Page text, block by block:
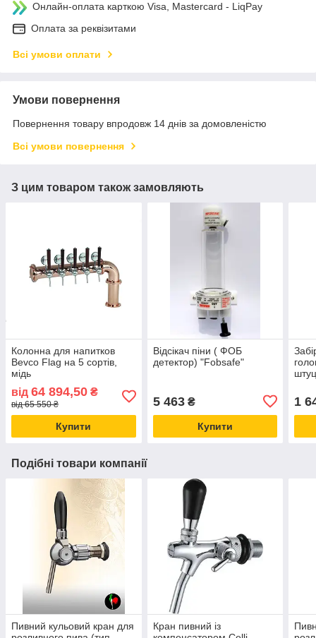
Онлайн-оплата карткою Visa, Mastercard - LiqPay
Оплата за реквізитами
Всі умови оплати
Умови повернення
Повернення товару впродовж 14 днів за домовленістю
Всі умови повернення
З цим товаром також замовляють
Колонна для напитков
Bevco Flag на 5 сортів,
мідь
від 64 894,50 ₴
від 65 550 ₴
Купити
Відсікач піни ( ФОБ
детектор) "Fobsafe"
5 463₴
Купити
1
Подібні товари компанії
Пивний кульовий кран для
Кран пивний із